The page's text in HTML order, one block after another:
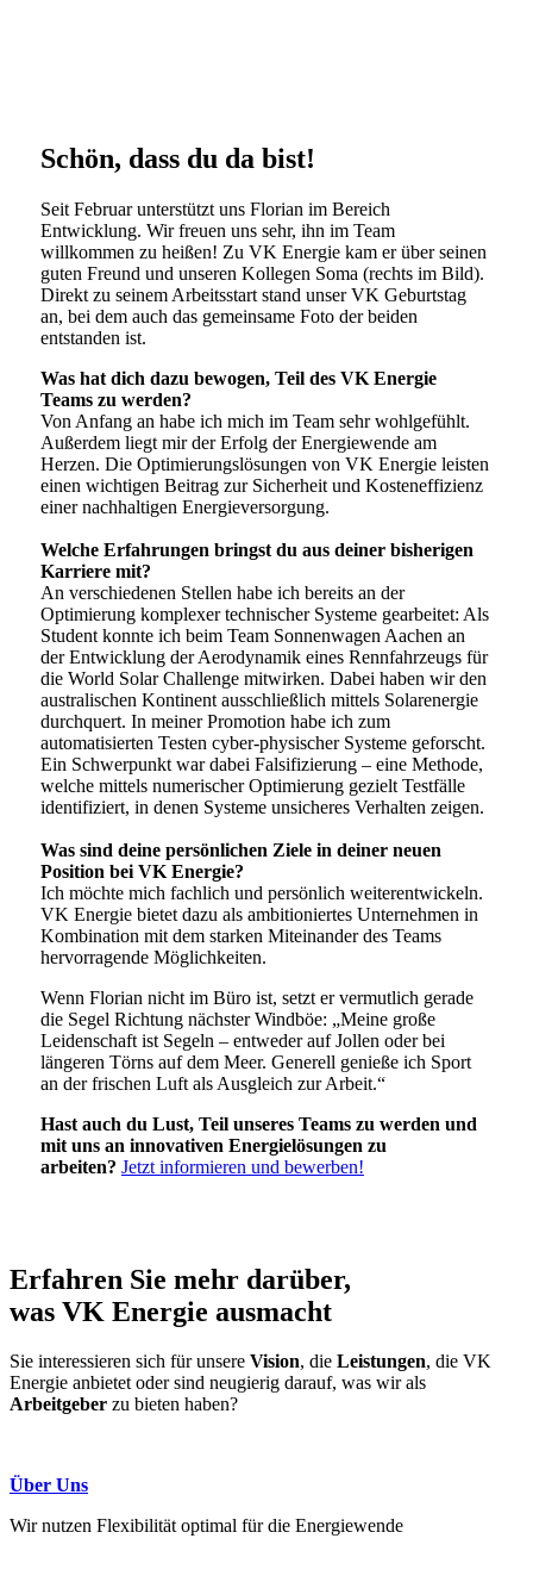
Schön, dass du da bist!
Seit Februar unterstützt uns Florian im Bereich
Entwicklung. Wir freuen uns sehr, ihn im Team
willkommen zu heißen! Zu VK Energie kam er über seinen
guten Freund und unseren Kollegen Soma (rechts im Bild).
Direkt zu seinem Arbeitsstart stand unser VK Geburtstag
an, bei dem auch das gemeinsame Foto der beiden
entstanden ist.
Was hat dich dazu bewogen, Teil des VK Energie
Teams zu werden?
Von Anfang an habe ich mich im Team sehr wohlgefühlt.
Außerdem liegt mir der Erfolg der Energiewende am
Herzen. Die Optimierungslösungen von VK Energie leisten
einen wichtigen Beitrag zur Sicherheit und Kosteneffizienz
einer nachhaltigen Energieversorgung.
Welche Erfahrungen bringst du aus deiner bisherigen
Karriere mit?
An verschiedenen Stellen habe ich bereits an der
Optimierung komplexer technischer Systeme gearbeitet: Als
Student konnte ich beim Team Sonnenwagen Aachen an
der Entwicklung der Aerodynamik eines Rennfahrzeugs für
die World Solar Challenge mitwirken. Dabei haben wir den
australischen Kontinent ausschließlich mittels Solarenergie
durchquert. In meiner Promotion habe ich zum
automatisierten Testen cyber-physischer Systeme geforscht.
Ein Schwerpunkt war dabei Falsifizierung – eine Methode,
welche mittels numerischer Optimierung gezielt Testfälle
identifiziert, in denen Systeme unsicheres Verhalten zeigen.
Was sind deine persönlichen Ziele in deiner neuen
Position bei VK Energie?
Ich möchte mich fachlich und persönlich weiterentwickeln.
VK Energie bietet dazu als ambitioniertes Unternehmen in
Kombination mit dem starken Miteinander des Teams
hervorragende Möglichkeiten.
Wenn Florian nicht im Büro ist, setzt er vermutlich gerade
die Segel Richtung nächster Windböe: „Meine große
Leidenschaft ist Segeln – entweder auf Jollen oder bei
längeren Törns auf dem Meer. Generell genieße ich Sport
an der frischen Luft als Ausgleich zur Arbeit.“
Hast auch du Lust, Teil unseres Teams zu werden und
mit uns an innovativen Energielösungen zu
arbeiten? Jetzt informieren und bewerben!
Erfahren Sie mehr darüber,
was VK Energie ausmacht
Sie interessieren sich für unsere Vision, die Leistungen, die VK
Energie anbietet oder sind neugierig darauf, was wir als
Arbeitgeber zu bieten haben?
Über Uns
Wir nutzen Flexibilität optimal für die Energiewende